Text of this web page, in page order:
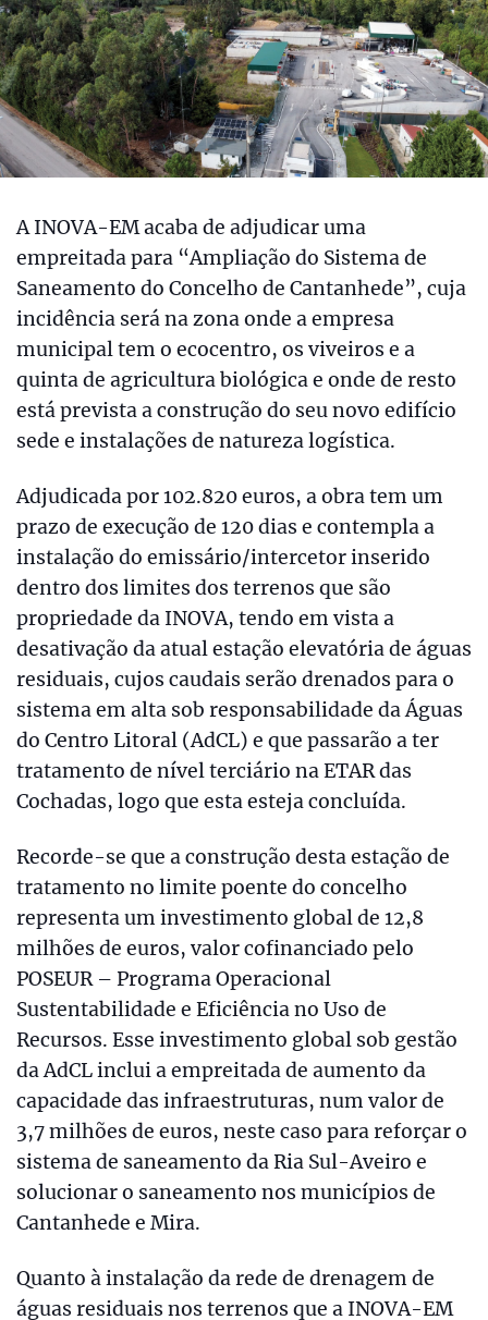
A INOVA-EM acaba de adjudicar uma
empreitada para “Ampliação do Sistema de
Saneamento do Concelho de Cantanhede”, cuja
incidência será na zona onde a empresa
municipal tem o ecocentro, os viveiros e a
quinta de agricultura biológica e onde de resto
está prevista a construção do seu novo edifício
sede e instalações de natureza logística.
Adjudicada por 102.820 euros, a obra tem um
prazo de execução de 120 dias e contempla a
instalação do emissário/intercetor inserido
dentro dos limites dos terrenos que são
propriedade da INOVA, tendo em vista a
desativação da atual estação elevatória de águas
residuais, cujos caudais serão drenados para o
sistema em alta sob responsabilidade da Águas
do Centro Litoral (AdCL) e que passarão a ter
tratamento de nível terciário na ETAR das
Cochadas, logo que esta esteja concluída.
Recorde-se que a construção desta estação de
tratamento no limite poente do concelho
representa um investimento global de 12,8
milhões de euros, valor cofinanciado pelo
POSEUR – Programa Operacional
Sustentabilidade e Eficiência no Uso de
Recursos. Esse investimento global sob gestão
da AdCL inclui a empreitada de aumento da
capacidade das infraestruturas, num valor de
3,7 milhões de euros, neste caso para reforçar o
sistema de saneamento da Ria Sul-Aveiro e
solucionar o saneamento nos municípios de
Cantanhede e Mira.
Quanto à instalação da rede de drenagem de
águas residuais nos terrenos que a INOVA-EM